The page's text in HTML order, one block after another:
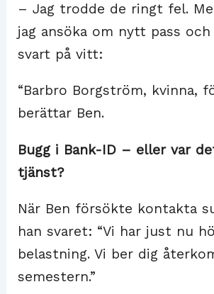
– Jag trodde de ringt fel.
jag ansöka om nytt pass
svart på vitt:
“Barbro Borgström, kvinna,
berättar Ben.
Bugg i Bank-ID – eller var
tjänst?
När Ben försökte kontakta
han svaret: “Vi har just nu
belastning. Vi ber dig
semestern.”